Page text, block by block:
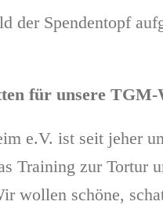
der Spendentopf
für unsere TGM-
e.V. ist seit jeher
Training zur
wollen schöne,